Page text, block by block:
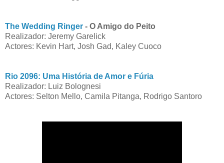
The Wedding Ringer - O Amigo do Peito
Realizador: Jeremy Garelick
Actores: Kevin Hart, Josh Gad, Kaley Cuoco
Rio 2096: Uma História de Amor e Fúria
Realizador: Luiz Bolognesi
Actores: Selton Mello, Camila Pitanga, Rodrigo Santoro